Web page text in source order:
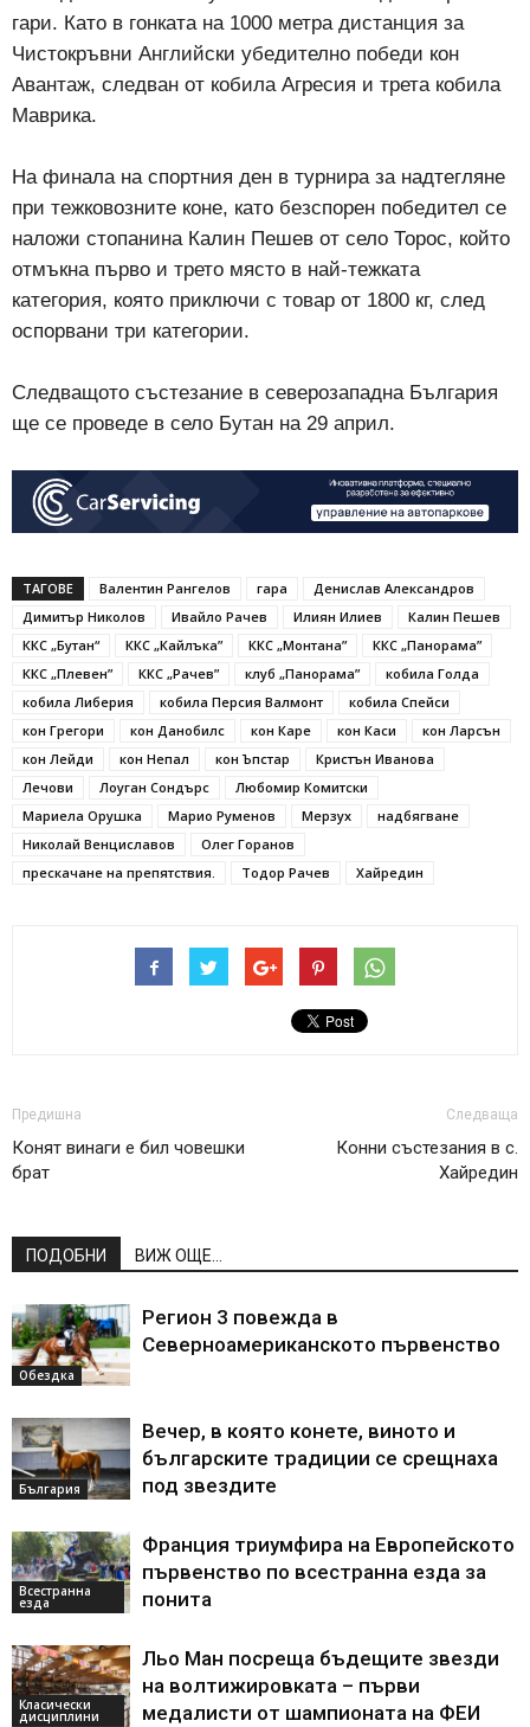
гари. Като в гонката на 1000 метра дистанция за
Чистокръвни Английски убедително победи кон
Авантаж, следван от кобила Агресия и трета кобила
Маврика.
На финала на спортния ден в турнира за надтегляне
при тежковозните коне, като безспорен победител се
наложи стопанина Калин Пешев от село Торос, който
отмъкна първо и трето място в най-тежката
категория, която приключи с товар от 1800 кг, след
оспорвани три категории.
Следващото състезание в северозападна България
ще се проведе в село Бутан на 29 април.
ТАГОВЕ Валентин Рангелов гара
Денислав Александров
Димитър Николов
Ивайло Рачев Илиян Илиев
Калин Пешев
ККС „Бутан“
ККС „Кайлъка” ККС „Монтана”
ККС „Панорама”
ККС „Плевен”
ККС „Рачев” клуб „Панорама”
кобила Голда
кобила Либерия
кобила Персия Валмонт
кобила Спейси
кон Грегори
кон Данобилс кон Каре кон Каси
кон Ларсън
кон Лейди
кон Непал кон Ъпстар
Кристън Иванова
Лечови
Лоуган Сондърс
Любомир Комитски
Мариела Орушка
Марио Руменов Мерзух
надбягване
Николай Венциславов
Олег Горанов
прескачане на препятствия.
Тодор Рачев Хайредин
Предишна
Конят винаги е бил човешки
брат
Следваща
Конни състезания в с.
Хайредин
ПОДОБНИ ВИЖ ОЩЕ...
Обездка
Регион 3 повежда в
Северноамериканското първенство
България
Вечер, в която конете, виното и
българските традиции се срещнаха
под звездите
Всестранна
езда
Франция триумфира на Европейското
първенство по всестранна езда за
понита
Класически
дисциплини
Льо Ман посреща бъдещите звезди
на волтижировката – първи
медалисти от шампионата на ФЕИ